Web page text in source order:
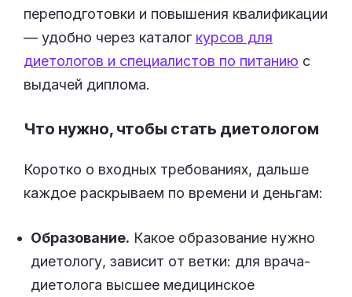
переподготовки и повышения квалификации
— удобно через каталог курсов для
диетологов и специалистов по питанию с
выдачей диплома.
Что нужно, чтобы стать диетологом
Коротко о входных требованиях, дальше
каждое раскрываем по времени и деньгам:
Образование. Какое образование нужно
диетологу, зависит от ветки: для врача-
диетолога высшее медицинское